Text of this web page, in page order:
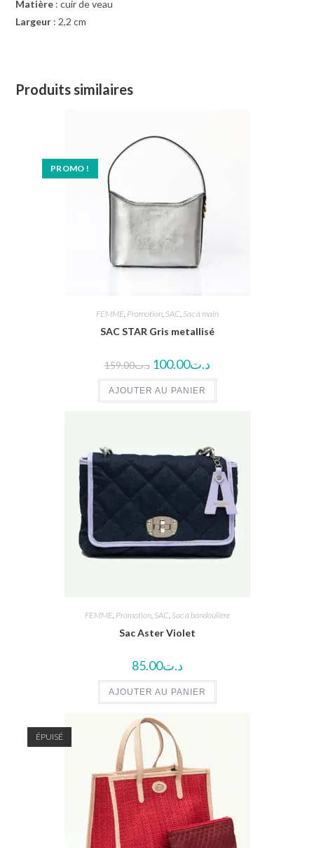
Matière : cuir de veau
Largeur : 2,2 cm
Produits similaires
PROMO !
FEMME, Promotion, SAC Sac à main
SAC STAR Gris metallisé
د.ت159.00 د.ت100.00
AJOUTER AU PANIER
FEMME, Promotion, SAC, Sac à bandoulière
Sac Aster Violet
د.ت85.00
AJOUTER AU PANIER
ÉPUISÉ